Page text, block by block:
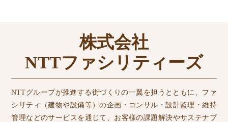
株式会社
NTTファシリティーズ
NTTグループが推進する街づくりの一翼を担うとともに、ファ
シリティ（建物や設備等）の企画・コンサル・設計監理・維持
管理などのサービスを通じて、お客様の課題解決やサステナブ